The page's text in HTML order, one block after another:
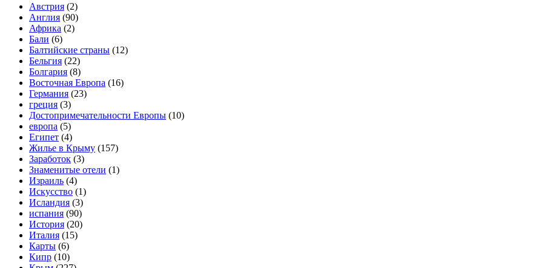
Австрия (2)
Англия (90)
Африка (2)
Бали (6)
Балтийские страны (12)
Бельгия (22)
Болгария (8)
Восточная Европа (16)
Германия (23)
греция (3)
Достопримечательности Европы (10)
европа (5)
Египет (4)
Жилье в Крыму (157)
Заработок (3)
Знаменитые отели (1)
Израиль (4)
Искусство (1)
Исландия (3)
испания (90)
История (20)
Италия (15)
Карты (6)
Кипр (10)